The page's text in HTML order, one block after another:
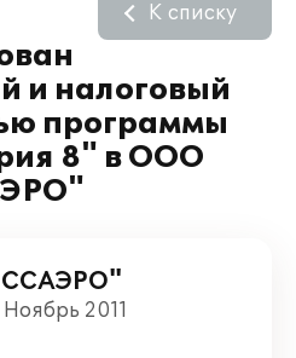
и налоговый
программы
8" в ООО
К списку
2011